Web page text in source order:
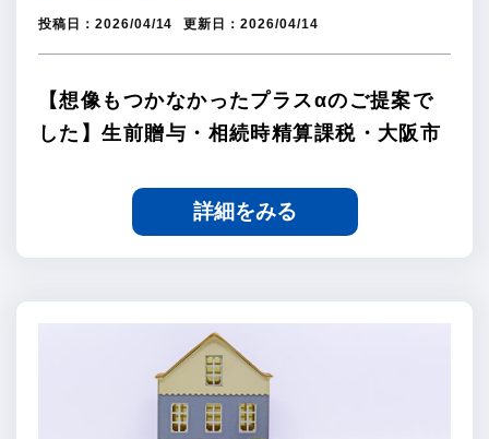
投稿日： 2026/04/14 更新日：2026/04/14
【想像もつかなかったプラスαのご提案で
した】生前贈与・相続時精算課税・大阪市
詳細をみる